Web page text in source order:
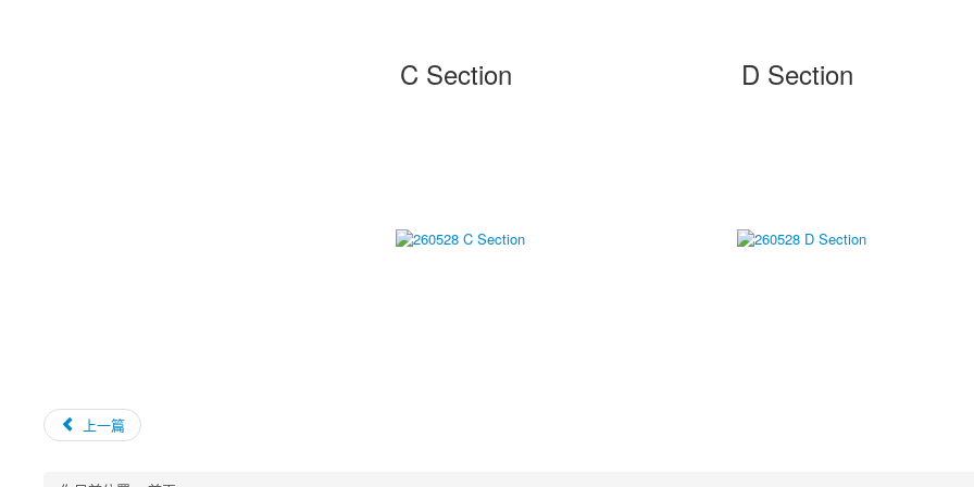
C Section D Section
上一篇